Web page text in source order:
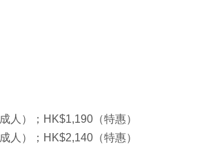
人）；HK$1,190（特惠）
人）；HK$2,140（特惠）